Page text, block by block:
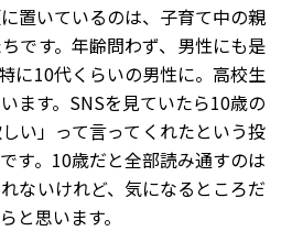
置いているのは、子育て中の親
です。年齢問わず、男性にも是
に10代くらいの男性に。高校生
ます。SNSを見ていたら10歳の
い」って言ってくれたという投
す。10歳だと全部読み通すのは
ないけれど、気になるところだ
と思います。